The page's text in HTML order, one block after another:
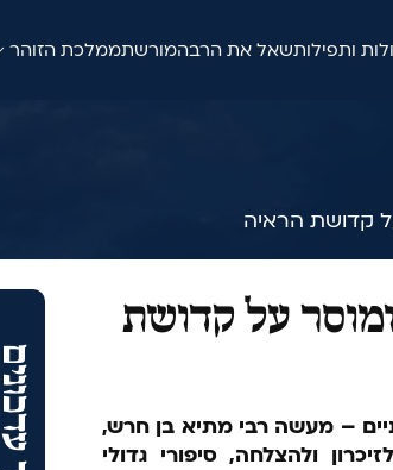
ממלכת הזוהרהמורשתשאל את הרבותפילות
קדושת הראיה
עוד עדכונים
על קדושת
– מעשה רבי מתיא בן חרש,
ולהצלחה, סיפורי גדולי